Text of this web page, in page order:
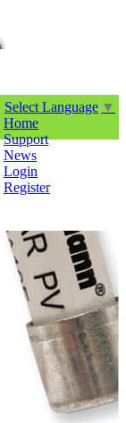
Select Language ▼
Home
Support
News
Login
Register